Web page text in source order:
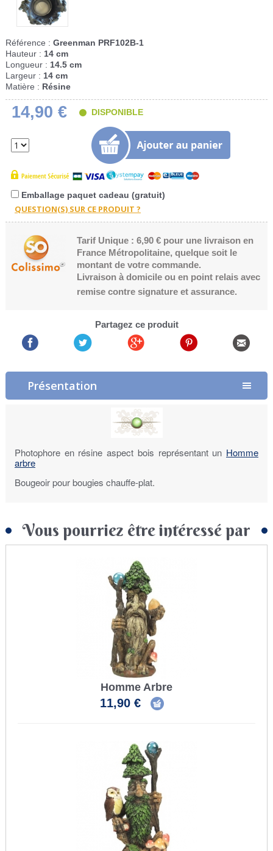
Référence : Greenman PRF102B-1
Hauteur : 14 cm
Longueur : 14.5 cm
Largeur : 14 cm
Matière : Résine
14,90 € DISPONIBLE
Emballage paquet cadeau (gratuit)
Tarif Unique : 6,90 € pour une livraison en
France Métropolitaine, quelque soit le
montant de votre commande.
Livraison à domicile ou en point relais avec
remise contre signature et assurance.
Partagez ce produit
Présentation
Photophore en résine aspect bois représentant un Homme
arbre
Bougeoir pour bougies chauffe-plat.
Vous pourriez être intéressé par
Homme Arbre
11,90 €